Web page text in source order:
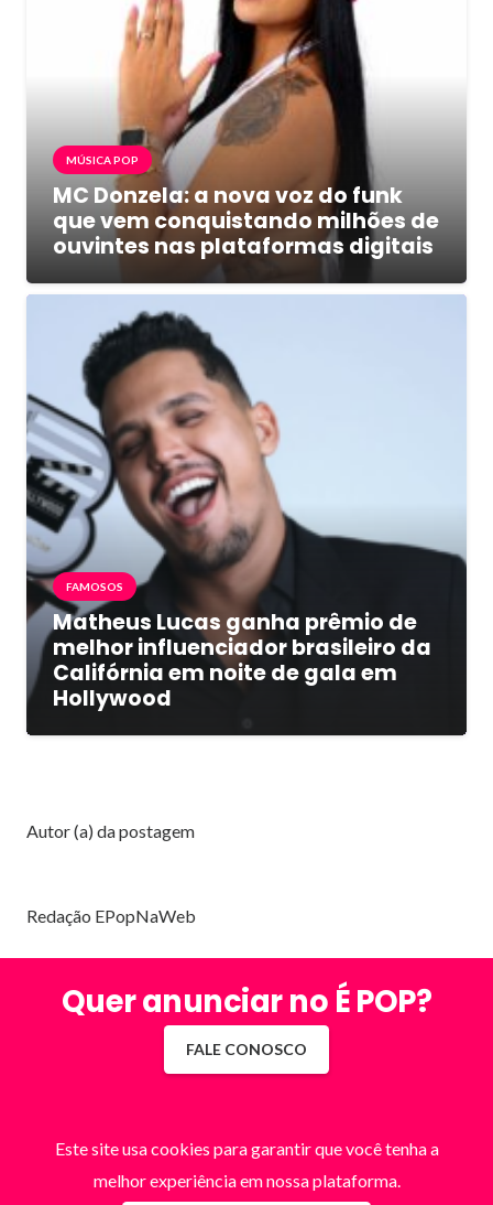
MÚSICA POP
MC Donzela: a nova voz do funk
que vem conquistando milhões de
ouvintes nas plataformas digitais
FAMOSOS
Matheus Lucas ganha prêmio de
melhor influenciador brasileiro da
Califórnia em noite de gala em
Hollywood
Autor (a) da postagem
Redação EPopNaWeb
Quer anunciar no É POP?
FALE CONOSCO
Este site usa cookies para garantir que você tenha a
melhor experiência em nossa plataforma.